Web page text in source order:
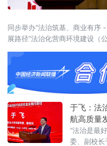
同步举办“法治筑基、商业有序
展路径”法治化营商环境建设（
同聚焦法治化营商环境建设的
党委常委、副校长于飞，全国
于飞：法
航高质量
“法治是最
委、副校长